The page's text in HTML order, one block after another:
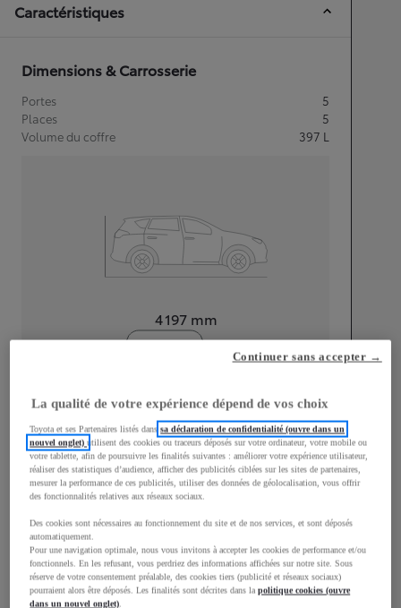
Caractéristiques
Dimensions & Carrosserie
Portes
5
Places
5
Volume du coffre
397 L
4 197 mm
Largeur
1 765mm
Consommation mixte
Consommation mixte 4,5L/100 km
Émissions CO2
101g/km
La qualité de votre expérience dépend de vos choix
Toyota et ses Partenaires listés danssa déclaration de confidentialité (ouvre dans un
nouvel onglet)utilisent des cookies ou traceurs déposés sur votre ordinateur, votre mobile ou
votre tablette, afin de poursuivre les finalités suivantes : améliorer votre expérience utilisateur,
réaliser des statistiques d’audience, afficher des publicités ciblées sur les sites de partenaires,
mesurer la performance de ces publicités, utiliser des données de géolocalisation, vous offrir
des fonctionnalités relatives aux réseaux sociaux.
Des cookies sont nécessaires au fonctionnement du site et de nos services, et sont déposés
automatiquement.
Pour une navigation optimale, nous vous invitons à accepter les cookies de performance et/ou
fonctionnels. En les refusant, vous perdriez des informations affichées sur notre site. Sous
réserve de votre consentement préalable, des cookies tiers (publicité et réseaux sociaux)
pourraient alors être déposés. Les finalités sont décrites dans lapolitique cookies (ouvre
dans un nouvel onglet).
Continuer sans accepter →